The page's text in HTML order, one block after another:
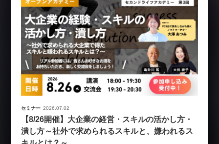
セミナー 2026.07.02
【8/26開催】大企業の経営・スキルの活かし方・
潰し方～社外で求められるスキルと、嫌われるス